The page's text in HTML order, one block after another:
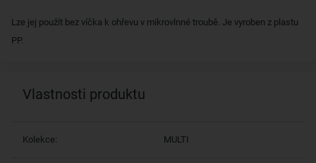
Lze jej použít bez víčka k ohřevu v mikrovlnné troubě. Je vyroben z plastu
PP.
Vlastnosti produktu
Kolekce: MULTI